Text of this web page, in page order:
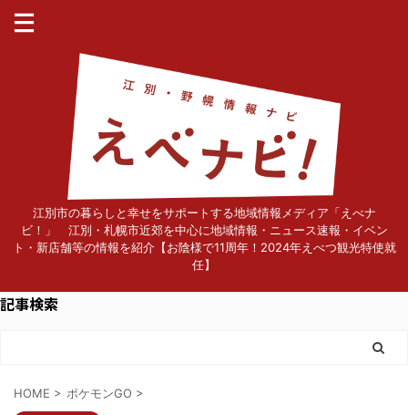
江別市の暮らしと幸せをサポートする地域情報メディア「えべナ
ビ！」 江別・札幌市近郊を中心に地域情報・ニュース速報・イベン
ト・新店舗等の情報を紹介【お陰様で11周年！2024年えべつ観光特使就
任】
記事検索
HOME > ポケモンGO >